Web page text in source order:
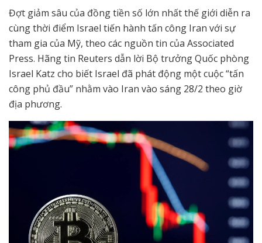
Đợt giảm sâu của đồng tiền số lớn nhất thế giới diễn ra
cùng thời điểm Israel tiến hành tấn công Iran với sự
tham gia của Mỹ, theo các nguồn tin của Associated
Press. Hãng tin Reuters dẫn lời Bộ trưởng Quốc phòng
Israel Katz cho biết Israel đã phát động một cuộc “tấn
công phủ đầu” nhằm vào Iran vào sáng 28/2 theo giờ
địa phương.